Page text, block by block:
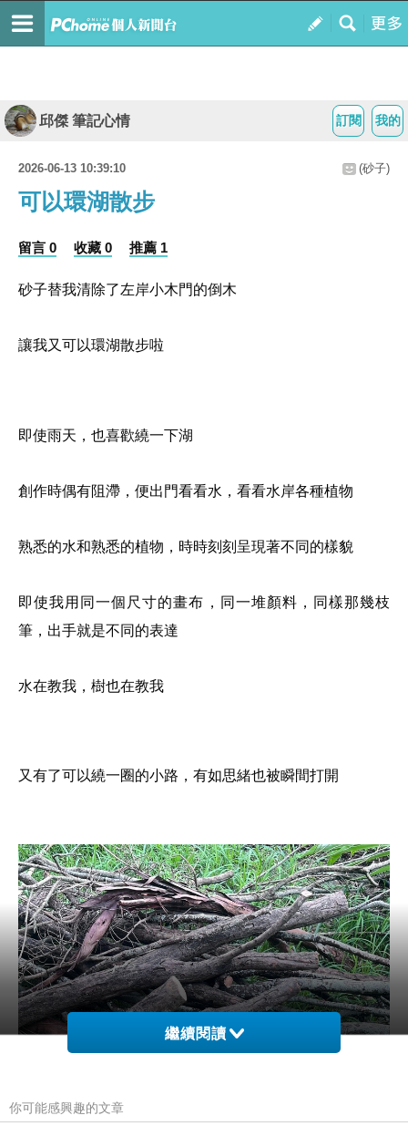
我的
訂閱
邱傑 筆記心情
2026-06-13 10:39:10 (砂子)
可以環湖散步
留言 0 收藏 0 推薦 1
砂子替我清除了左岸小木門的倒木
讓我又可以環湖散步啦
即使雨天，也喜歡繞一下湖
創作時偶有阻滯，便出門看看水，看看水岸各種植物
熟悉的水和熟悉的植物，時時刻刻呈現著不同的樣貌
即使我用同一個尺寸的畫布，同一堆顏料，同樣那幾枝
筆，出手就是不同的表達
水在教我，樹也在教我
又有了可以繞一圈的小路，有如思緒也被瞬間打開
繼續閱讀
你可能感興趣的文章